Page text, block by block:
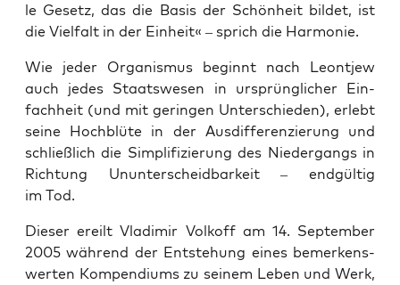
le Gesetz, das die Basis der Schön­heit bil­det, ist
die Viel­falt in der Ein­heit« – sprich die Harmonie.
Wie jeder Orga­nis­mus beginnt nach Leont­jew
auch jedes Staats­we­sen in ursprüng­li­cher Ein­
fach­heit (und mit gerin­gen Unter­schie­den), erlebt
sei­ne Hoch­blü­te in der Aus­dif­fe­ren­zie­rung und
schließ­lich die Sim­pli­fi­zie­rung des Nie­der­gangs in
Rich­tung Unun­ter­scheid­bar­keit – end­gül­tig
im Tod.
Die­ser ereilt Vla­di­mir Vol­koff am 14. Sep­tem­ber
2005 wäh­rend der Ent­ste­hung eines bemer­kens­
wer­ten Kom­pen­di­ums zu sei­nem Leben und Werk,